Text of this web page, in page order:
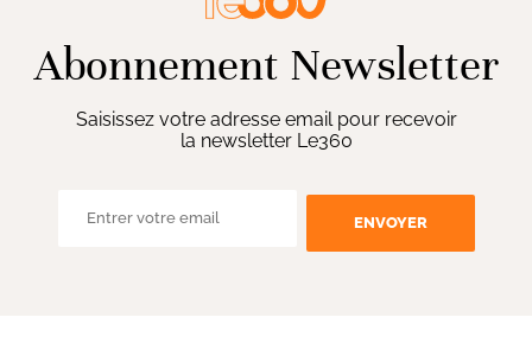
Abonnement Newsletter
Saisissez votre adresse email pour recevoir
la newsletter Le360
ENVOYER